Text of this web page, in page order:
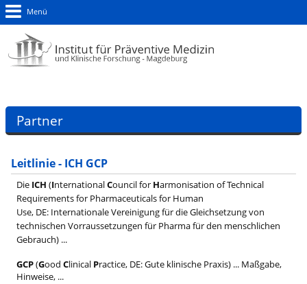
Menü
Partner
Leitlinie - ICH GCP
Die ICH (InternationalCouncil for Harmonisation of Technical
Requirements for Pharmaceuticals for Human
Use, DE: Internationale Vereinigung für die Gleichsetzung von
technischen Vorraussetzungen für Pharma für den menschlichen
Gebrauch) ...
GCP(Good Clinical Practice, DE: Gute klinische Praxis) ... Maßgabe,
Hinweise, ...